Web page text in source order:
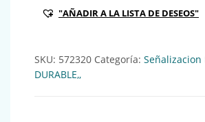
"AÑADIR A LA LISTA DE DESEOS"
SKU: 572320 Categoría: Señalizacion
DURABLE,,